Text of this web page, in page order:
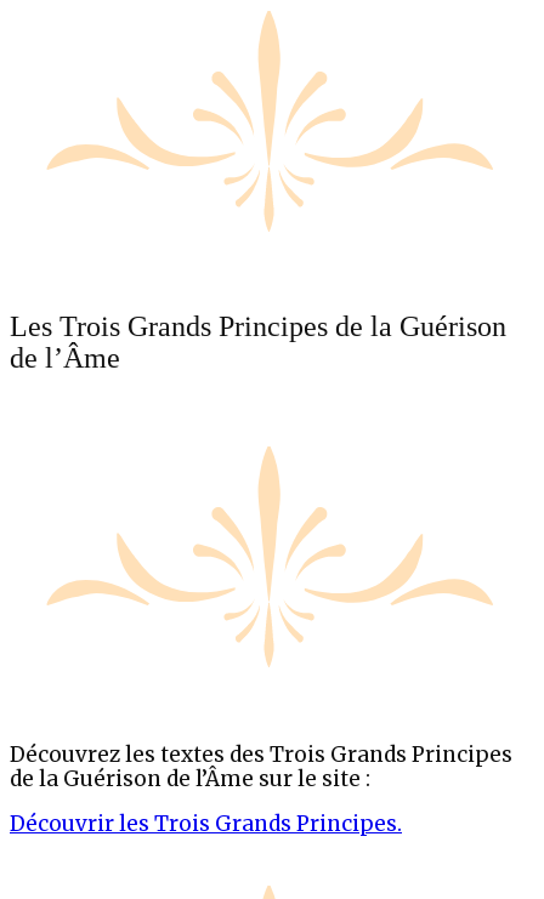
Les Trois Grands Principes de la Guérison
de l’Âme
Découvrez les textes des Trois Grands Principes
de la Guérison de l’Âme sur le site :
Découvrir les Trois Grands Principes.